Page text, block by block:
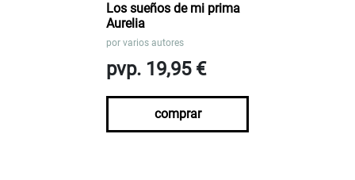
Los sueños de mi prima
Aurelia
por varios autores
pvp. 19,95 €
comprar